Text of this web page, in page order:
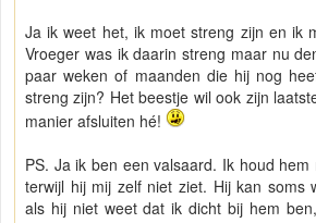
Ja ik weet het, ik moet streng zijn en ik
Vroeger was ik daarin streng maar nu
paar weken of maanden die hij nog
streng zijn? Het beestje wil ook zijn
manier afsluiten hé!
PS. Ja ik ben een valsaard. Ik houd
terwijl hij mij zelf niet ziet. Hij kan soms
als hij niet weet dat ik dicht bij hem